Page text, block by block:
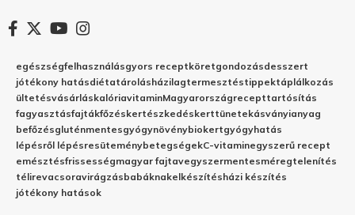
egészségfelhasználásgyors receptköretgondozásdesszert
jótékony hatásdiétatárolásházilagtermesztéstippektáplálkozás
ültetésvásárláskalóriavitaminMagyarországrecepttartósítás
fagyasztásfajtákfőzéskertészkedéskerttünetekásványianyag
befőzésgluténmentesgyógynövénybiokertgyógyhatás
lépésről lépésresüteménybetegségekC-vitaminegyszerű recept
emésztésfrissességmagyar fajtavegyszermentesméregtelenítés
télirevacsoravirágzásbabáknakelkészítésházi készítés
jótékony hatások